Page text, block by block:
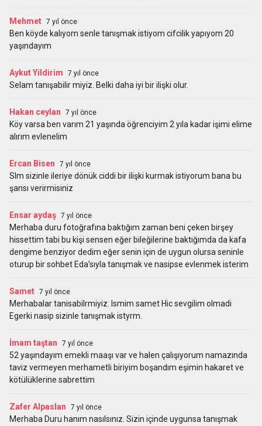
Mehmet 7 yıl önce
Ben köyde kalıyom senle tanışmak istiyom cifcilik yapıyom 20
yaşındayım
Aykut Yildirim 7 yıl önce
Selam tanışabilir miyiz. Belki daha iyi bir ilişki olur.
Hakan ceylan 7 yıl önce
Köy varsa ben varım 21 yaşında öğrenciyim 2 yıla kadar işimi elime
alırım evlenelim
Ercan Bisen 7 yıl önce
Slm sizinle ileriye dönük ciddi bir ilişki kurmak istiyorum bana bu
şansı verirmisiniz
Ensar aydaş 7 yıl önce
Merhaba duru fotoğrafına baktığım zaman beni çeken birşey
hissettim tabi bu kişi sensen eğer bileğilerine baktığımda da kafa
dengime benziyor dedim eğer senin için de uygun olursa seninle
oturup bir sohbet Eda’sıyla tanışmak ve nasipse evlenmek isterim
Samet 7 yıl önce
Merhabalar tanisabilrmiyiz. Ismim samet Hic sevgilim olmadi
Egerki nasip sizinle tanışmak istyrm.
İmam taştan 7 yıl önce
52 yaşındayım emekli maaşı var ve halen çalışıyorum namazında
taviz vermeyen merhametli biriyim boşandım eşimin hakaret ve
kötülüklerine sabrettim
Zafer Alpaslan 7 yıl önce
Merhaba Duru hanım nasılsınız. Sizin içinde uygunsa tanışmak